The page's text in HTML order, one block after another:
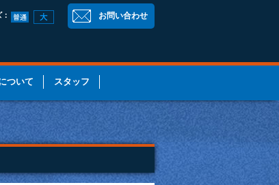
お問い合わせ
：
ついて スタッフ